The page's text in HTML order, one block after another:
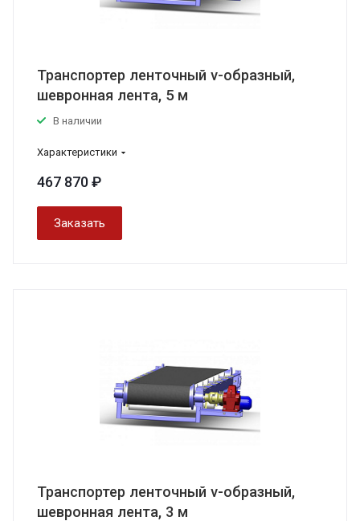
Транспортер ленточный v-образный,
шевронная лента, 5 м
В наличии
Характеристики
467 870 ₽
Заказать
Транспортер ленточный v-образный,
шевронная лента, 3 м